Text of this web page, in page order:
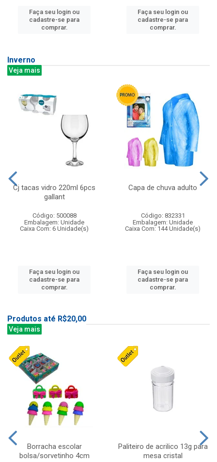
Faça seu login ou
cadastre-se para
comprar.
Faça seu login ou
cadastre-se para
comprar.
Inverno
Veja mais
Cj tacas vidro 220ml 6pcs
gallant
Código: 500088
Embalagem: Unidade
Caixa Com: 6 Unidade(s)
Faça seu login ou
cadastre-se para
comprar.
Capa de chuva adulto
Código: 832331
Embalagem: Unidade
Caixa Com: 144 Unidade(s)
Faça seu login ou
cadastre-se para
comprar.
Produtos até R$20,00
Veja mais
Borracha escolar
bolsa/sorvetinho 4cm
Paliteiro de acrilico 13g para
mesa cristal